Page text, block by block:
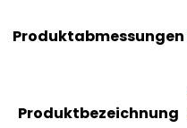
Produktabmessungen
Produktbezeichnung